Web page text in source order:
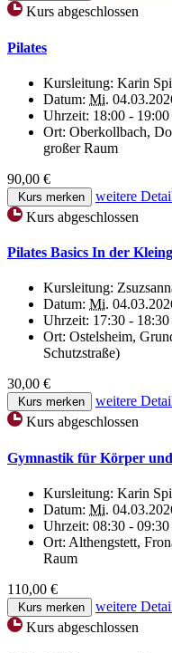
Kurs abgeschlossen
Pilates
Kursleitung: Karin
Datum: Mi.
Uhrzeit: 18:00 -
Ort: Oberkollbach,
großer Raum
90,00 €
Kurs merken
weitere
Kurs abgeschlossen
Pilates Basics In der
Kursleitung:
Datum: Mi.
Uhrzeit: 17:30 -
Ort: Ostelsheim,
Schutzstraße)
30,00 €
Kurs merken
weitere
Kurs abgeschlossen
Gymnastik für Körper
Kursleitung: Karin
Datum: Mi.
Uhrzeit: 08:30 -
Ort: Althengstett,
Raum
110,00 €
Kurs merken
weitere
Kurs abgeschlossen